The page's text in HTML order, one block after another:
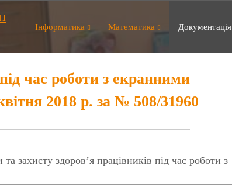
Інформатика Математика Документація
час роботи з екранними
2018 р. за № 508/31960
захисту здоров’я працівників під час роботи з